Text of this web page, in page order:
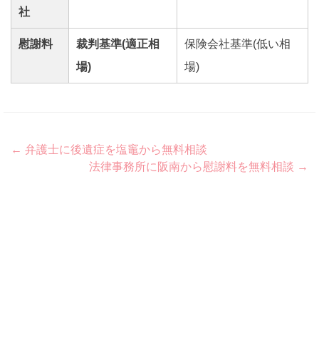
社
慰謝料
裁判基準(適正相
場)
保険会社基準(低い相
場)
Post
navigation
← 弁護士に後遺症を塩竈から無料相談
法律事務所に阪南から慰謝料を無料相談 →